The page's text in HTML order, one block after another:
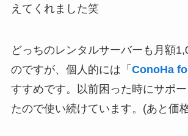
えてくれました笑
どっちのレンタルサーバーも月額
のですが、個人的には「 ConoHa
すすめです。以前困った時にサポ
たので使い続けています。(あと価